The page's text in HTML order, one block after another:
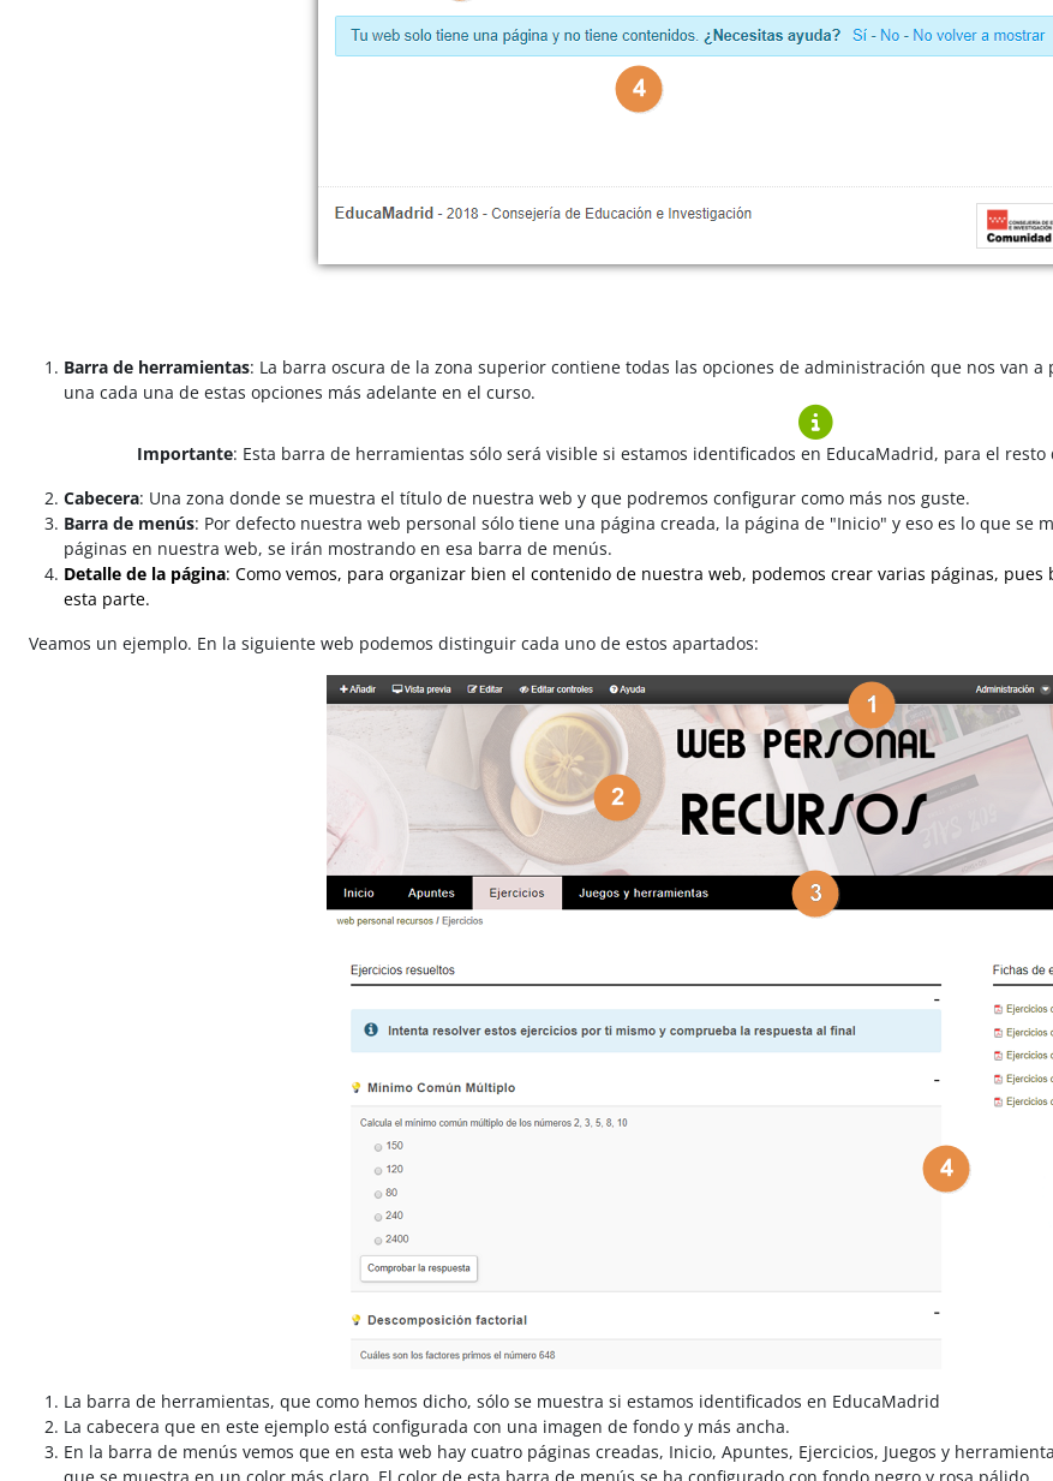
Barra de herramientas: La barra oscura de la zona superior contiene todas las opciones de administración que nos van
una cada una de estas opciones más adelante en el curso.
Importante: Esta barra de herramientas sólo será visible si estamos identificados en EducaMadrid, para el
Cabecera: Una zona donde se muestra el título de nuestra web y que podremos configurar como más nos guste.
Barra de menús: Por defecto nuestra web personal sólo tiene una página creada, la página de "Inicio" y eso es lo que se
páginas en nuestra web, se irán mostrando en esa barra de menús.
Detalle de la página: Como vemos, para organizar bien el contenido de nuestra web, podemos crear varias páginas,
esta parte.
Veamos un ejemplo. En la siguiente web podemos distinguir cada uno de estos apartados:
La barra de herramientas, que como hemos dicho, sólo se muestra si estamos identificados en EducaMadrid
La cabecera que en este ejemplo está configurada con una imagen de fondo y más ancha.
En la barra de menús vemos que en esta web hay cuatro páginas creadas, Inicio, Apuntes, Ejercicios, Juegos y